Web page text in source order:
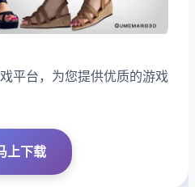
平台，为您提供优质的游戏
上下载